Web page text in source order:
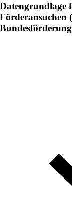
Datengrundlage
Förderansuchen